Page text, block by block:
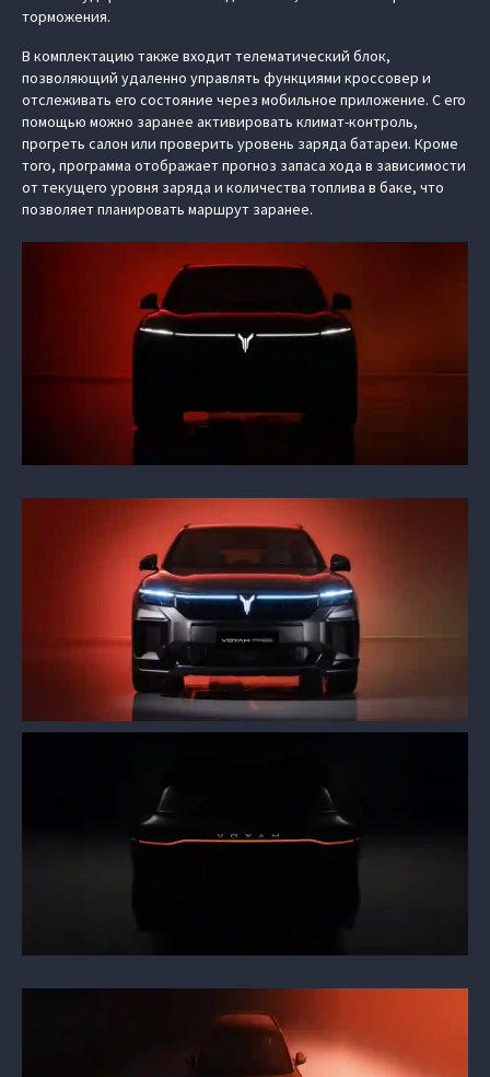
торможения.
В комплектацию также входит телематический блок,
позволяющий удаленно управлять функциями кроссовер и
отслеживать его состояние через мобильное приложение. С его
помощью можно заранее активировать климат-контроль,
прогреть салон или проверить уровень заряда батареи. Кроме
того, программа отображает прогноз запаса хода в зависимости
от текущего уровня заряда и количества топлива в баке, что
позволяет планировать маршрут заранее.